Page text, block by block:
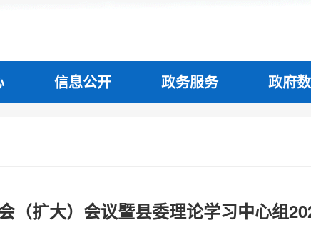
信息公开 政务服务 政府
（扩大）会议暨县委理论学习中心组